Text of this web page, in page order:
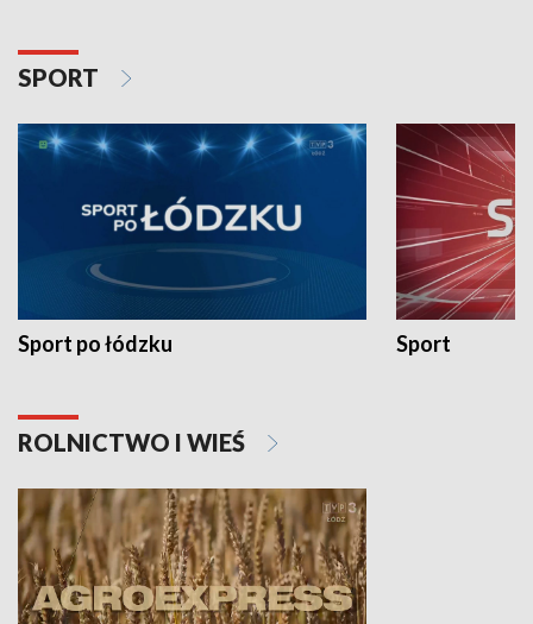
SPORT
Sport po łódzku Sport
ROLNICTWO I WIEŚ